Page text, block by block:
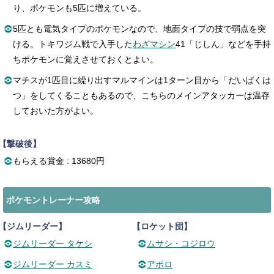
り、ポケモンも5匹に増えている。
5匹とも電気タイプのポケモンなので、地面タイプの技で弱点を突
ける。トキワジム戦で入手したわざマシン41「じしん」などを手持
ちポケモンに覚えさせておくとよい。
マチスが1匹目に繰り出すマルマインは1ターン目から「だいばくは
つ」をしてくることもあるので、こちらのメインアタッカーは温存
しておいた方がよい。
撃破後】
もらえる賞金 : 13680円
ポケモントレーナー攻略
ジムリーダー】
ジムリーダー タケシ
ジムリーダー カスミ
【ロケット団】
ムサシ・コジロウ
アポロ